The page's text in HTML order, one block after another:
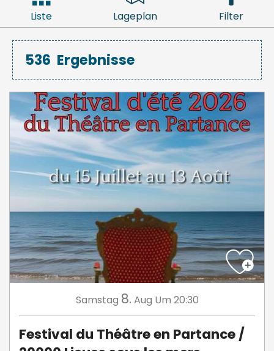
Liste Lageplan Filter
536 Ergebnisse
Samstag 8. Aug Um 20:30
Festival du Théâtre en Partance /